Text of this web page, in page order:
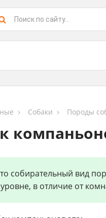
Собаки Породы
собирательный вид
в отличие от